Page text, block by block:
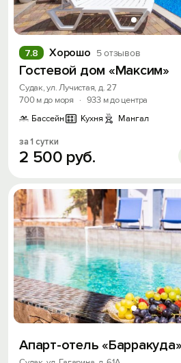
Хорошо 5 отзывов
7.8
Гостевой дом «Максим»
Судак, ул. Лучистая, д. 27
700 м до моря
· 933 м до центра
Бассейн
Кухня Мангал
за 1 сутки
2 500 руб.
Апарт-отель «Барракуда»